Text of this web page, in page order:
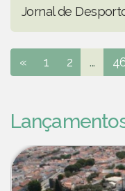
Jornal de
« 1 2 ...